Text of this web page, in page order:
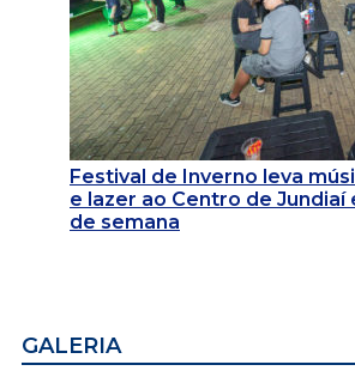
Festival de Inverno leva
e lazer ao Centro de Jundiaí
de semana
GALERIA